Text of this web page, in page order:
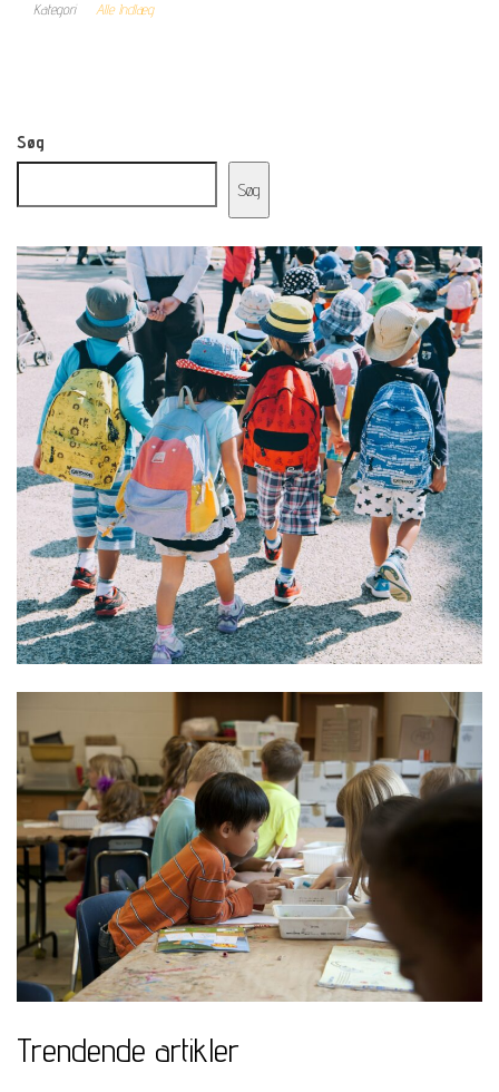
Kategori Alle Indlæg
Søg
Søg
Trendende artikler